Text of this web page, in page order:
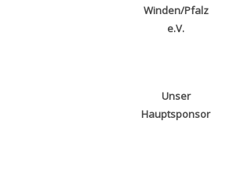
Winden/Pfalz
e.V.
Unser
Hauptsponsor